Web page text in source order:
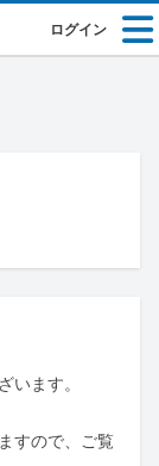
ログイン
います。
すので、ご覧